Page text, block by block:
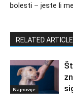
bolesti – jeste li
RELATED
Najnovije